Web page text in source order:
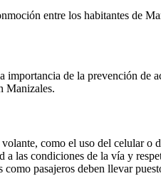
entre los habitantes de
de la prevención
Manizales.
como el uso del celular o
a las condiciones de la vía y
como pasajeros deben llevar